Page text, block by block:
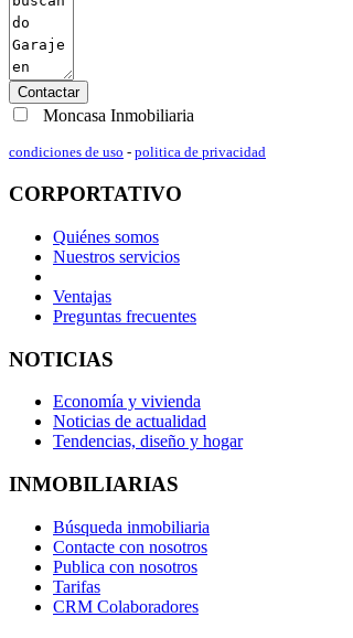
Contactar
Moncasa Inmobiliaria
condiciones de uso - politica de privacidad
CORPORTATIVO
Quiénes somos
Nuestros servicios
Ventajas
Preguntas frecuentes
NOTICIAS
Economía y vivienda
Noticias de actualidad
Tendencias, diseño y hogar
INMOBILIARIAS
Búsqueda inmobiliaria
Contacte con nosotros
Publica con nosotros
Tarifas
CRM Colaboradores